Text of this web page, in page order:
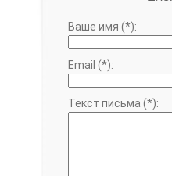
Ваше имя (*):
Email (*):
Текст письма (*):